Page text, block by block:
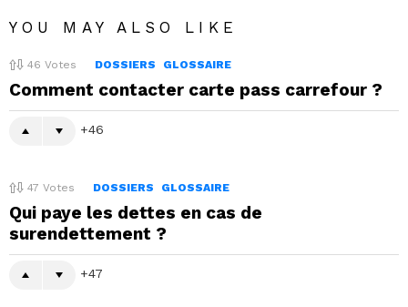
YOU MAY ALSO LIKE
46 Votes DOSSIERS GLOSSAIRE
Comment contacter carte pass carrefour ?
46
47 Votes DOSSIERS GLOSSAIRE
Qui paye les dettes en cas de
surendettement ?
47